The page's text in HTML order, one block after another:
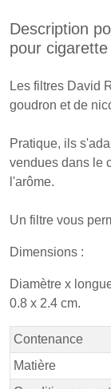
Description
pour
Les filtres David
goudron et de
Pratique, ils
vendues dans le
l'arôme.
Un filtre vous
Dimensions :
Diamètre x
0.8 x 2.4 cm.
Contenance
Matière